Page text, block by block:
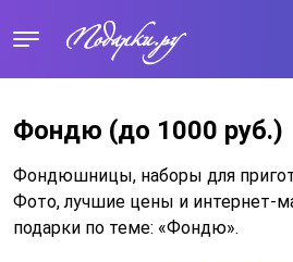
Фондю (до 1000 руб.)
Фондюшницы, наборы для
Фото, лучшие цены и интернет-
подарки по теме: «Фондю».